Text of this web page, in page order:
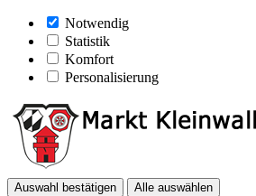
Notwendig
Statistik
Komfort
Personalisierung
Auswahl bestätigen Alle auswählen